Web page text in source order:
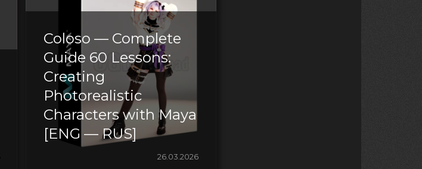
Coloso — Complete
Guide 60 Lessons:
Creating
Photorealistic
Characters with Maya
[ENG — RUS]
26.03.2026